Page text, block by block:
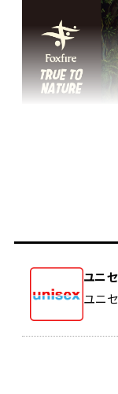
レクションの第三弾
ジしてつくられたア
も楽しめる全12アイ
ユニ
ユニ